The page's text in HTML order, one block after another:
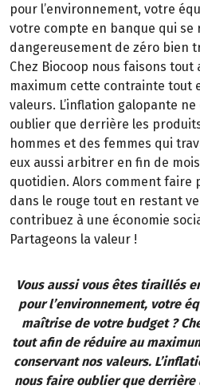
pour l’environnement, votre
votre compte en banque qui se
dangereusement de zéro bien
Chez Biocoop nous faisons
maximum cette contrainte tout
valeurs. L’inflation galopante
oublier que derrière les
hommes et des femmes qui
eux aussi arbitrer en fin de
quotidien. Alors comment faire
dans le rouge tout en restant
contribuez à une économie
Partageons la valeur !
Vous aussi vous êtes tiraillés
pour l’environnement, votre
maîtrise de votre budget ?
tout afin de réduire au
conservant nos valeurs.
nous faire oublier que derrière